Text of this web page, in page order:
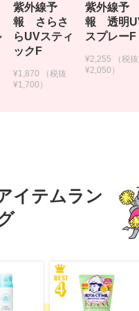
紫外線予
報 さらさ
らUVスティ
ックF
¥1,870
（税抜
¥1,700）
紫外線予
報 透明
スプレーF
¥2,255
（税抜
¥2,050）
イテムラン